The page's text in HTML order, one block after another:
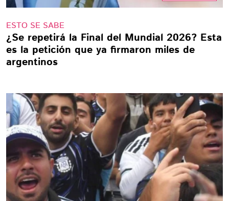
ESTO SE SABE
¿Se repetirá la Final del Mundial 2026? Esta
es la petición que ya firmaron miles de
argentinos